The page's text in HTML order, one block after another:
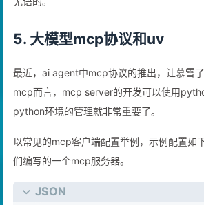
5. 大模型mcp协议和uv
最近，ai agent中mcp协议的推出，让慕雪
mcp而言，mcp server的开发可以使用
python环境的管理就非常重要了。
以常见的mcp客户端配置举例，示例配置如
们编写的一个mcp服务器。
JSON